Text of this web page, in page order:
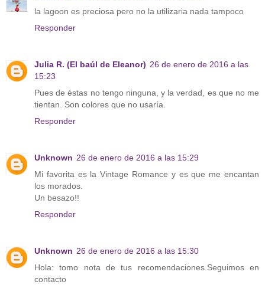
la lagoon es preciosa pero no la utilizaria nada tampoco
Responder
Julia R. (El baúl de Eleanor) 26 de enero de 2016 a las
15:23
Pues de éstas no tengo ninguna, y la verdad, es que no me
tientan. Son colores que no usaría.
Responder
Unknown 26 de enero de 2016 a las 15:29
Mi favorita es la Vintage Romance y es que me encantan
los morados.
Un besazo!!
Responder
Unknown 26 de enero de 2016 a las 15:30
Hola: tomo nota de tus recomendaciones.Seguimos en
contacto